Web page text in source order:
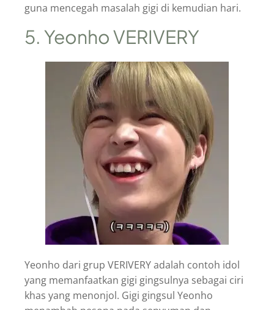
guna mencegah masalah gigi di kemudian hari.
5. Yeonho VERIVERY
Yeonho dari grup VERIVERY adalah contoh idol
yang memanfaatkan gigi gingsulnya sebagai ciri
khas yang menonjol. Gigi gingsul Yeonho